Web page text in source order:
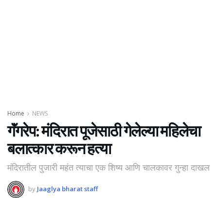
Home NEWS
गॅंगरेप: मंदिरात पूजेसाठी गेलेल्या महिलेचा
बलात्कार करून हत्या
मंदिरातील पुजारी महंत त्याचा एक शिष्य आणि चालकावर गुन्हा दाखल
by Jaaglya bharat staff